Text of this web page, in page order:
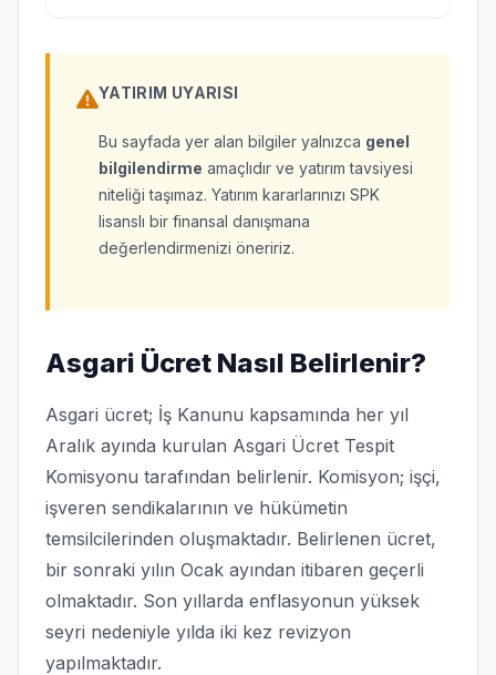
YATIRIM UYARISI
Bu sayfada yer alan bilgiler yalnızca genel
bilgilendirme amaçlıdır ve yatırım tavsiyesi
niteliği taşımaz. Yatırım kararlarınızı SPK
lisanslı bir finansal danışmana
değerlendirmenizi öneririz.
Asgari Ücret Nasıl Belirlenir?
Asgari ücret; İş Kanunu kapsamında her yıl
Aralık ayında kurulan Asgari Ücret Tespit
Komisyonu tarafından belirlenir. Komisyon; işçi,
işveren sendikalarının ve hükümetin
temsilcilerinden oluşmaktadır. Belirlenen ücret,
bir sonraki yılın Ocak ayından itibaren geçerli
olmaktadır. Son yıllarda enflasyonun yüksek
seyri nedeniyle yılda iki kez revizyon
yapılmaktadır.